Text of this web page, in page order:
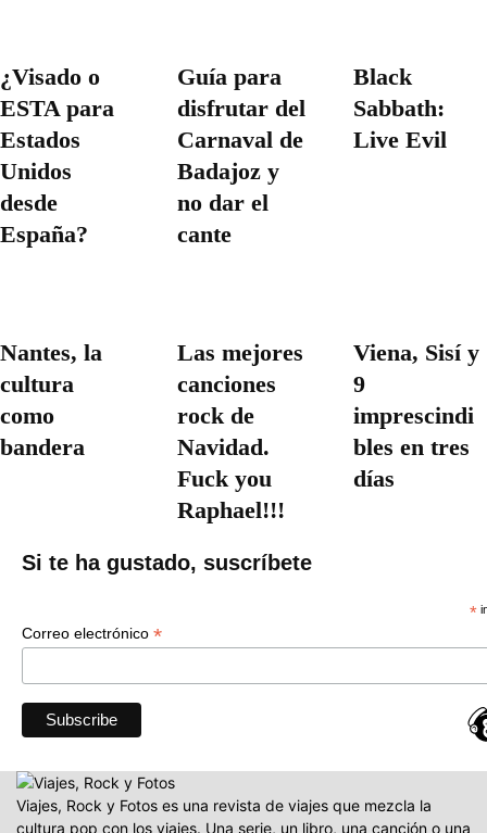
¿Visado o
ESTA para
Estados
Unidos
desde
España?
Guía para
disfrutar del
Carnaval de
Badajoz y
no dar el
cante
Black
Sabbath:
Live Evil
Nantes, la
cultura
como
bandera
Las mejores
canciones
rock de
Navidad.
Fuck you
Raphael!!!
Viena, Sisí y
9
imprescindi
bles en tres
días
Si te ha gustado, suscríbete
*
Correo electrónico *
Viajes, Rock y Fotos es una revista de viajes que mezcla la
cultura pop con los viajes. Una serie, un libro, una canción o una